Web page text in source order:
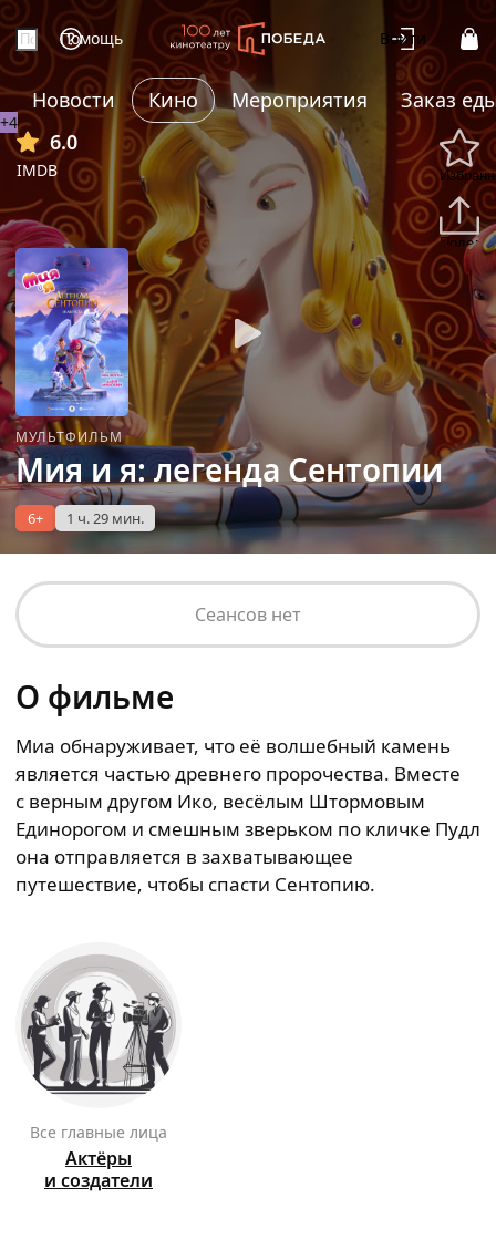
Помощь Войти
Новости Кино Мероприятия
Заказ
6.0
IMDB
+4
МУЛЬТФИЛЬМ
Мия и я: легенда Сентопии
6+ 1 ч. 29 мин.
Сеансов нет
О фильме
Миа обнаруживает, что её волшебный камень
является частью древнего пророчества. Вместе
с верным другом Ико, весёлым Штормовым
Единорогом и смешным зверьком по кличке Пудл
она отправляется в захватывающее
путешествие, чтобы спасти Сентопию.
Все главные лица
Актёры
и создатели